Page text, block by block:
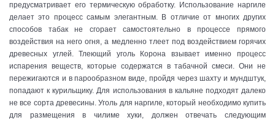
предусматривает его термическую обработку. Использование наргиле
делает это процесс самым элегантным. В отличие от многих других
способов табак не сгорает самостоятельно в процессе прямого
воздействия на него огня, а медленно тлеет под воздействием горячих
древесных углей. Тлеющий уголь Корона взывает именно процесс
испарения веществ, которые содержатся в табачной смеси. Они не
пережигаются и в парообразном виде, пройдя через шахту и мундштук,
попадают к курильщику. Для использования в кальяне подходят далеко
не все сорта древесины. Уголь для наргиле, который необходимо купить
для размещения в чилиме хуки, должен отвечать следующим